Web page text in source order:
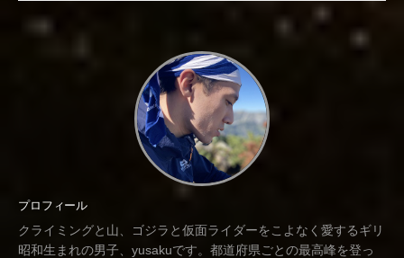
プロフィール
クライミングと山、ゴジラと仮面ライダーをこよなく愛するギリ
昭和生まれの男子、yusakuです。都道府県ごとの最高峰を登っ